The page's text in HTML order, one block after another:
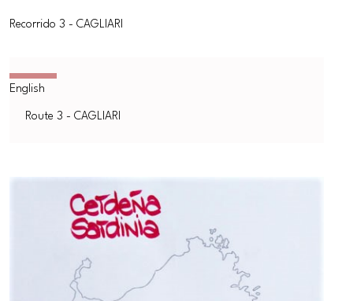
Recorrido 3 - CAGLIARI
Route 3 - CAGLIARI